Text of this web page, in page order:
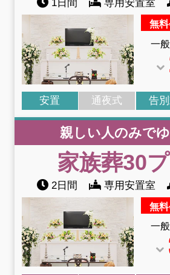
1日間 専用安置室
無
一
安置 通夜式 告
親しい人のみで
家族葬30
2日間 専用安置室
無
一